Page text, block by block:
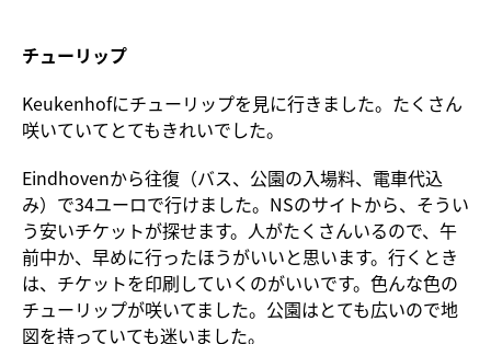
チューリップ
Keukenhofにチューリップを見に行きました。たくさん
咲いていてとてもきれいでした。
Eindhovenから往復（バス、公園の入場料、電車代込
み）で34ユーロで行けました。NSのサイトから、そうい
う安いチケットが探せます。人がたくさんいるので、午
前中か、早めに行ったほうがいいと思います。行くとき
は、チケットを印刷していくのがいいです。色んな色の
チューリップが咲いてました。公園はとても広いので地
図を持っていても迷いました。